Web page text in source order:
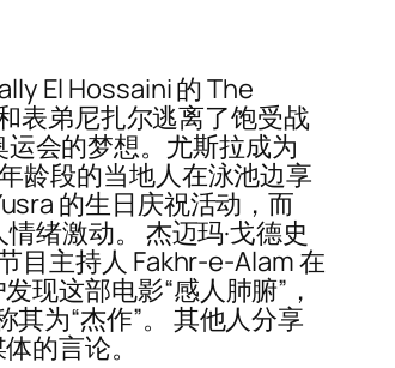
El Hossaini 的 The
表弟尼扎尔逃离了饱受战
会的梦想。尤斯拉成为
龄段的当地人在泳池边享
的生日庆祝活动，而
绪激动。 杰迈玛·戈德史
目主持人 Fakhr-e-Alam 在
现这部电影“感人肺腑”，
为“杰作”。 其他人分享
的言论。